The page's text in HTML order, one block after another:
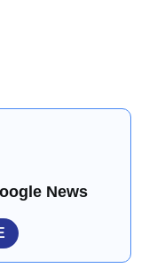
News